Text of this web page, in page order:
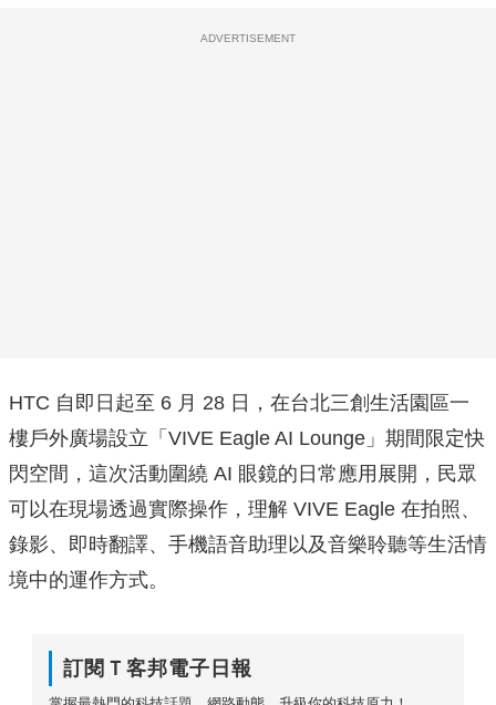
ADVERTISEMENT
HTC 自即日起至 6 月 28 日，在台北三創生活園區一
樓戶外廣場設立「VIVE Eagle AI Lounge」期間限定快
閃空間，這次活動圍繞 AI 眼鏡的日常應用展開，民眾
可以在現場透過實際操作，理解 VIVE Eagle 在拍照、
錄影、即時翻譯、手機語音助理以及音樂聆聽等生活情
境中的運作方式。
訂閱Ｔ客邦電子日報